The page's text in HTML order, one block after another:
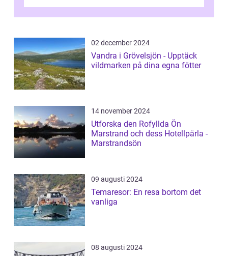
02 december 2024
Vandra i Grövelsjön - Upptäck
vildmarken på dina egna fötter
14 november 2024
Utforska den Rofyllda Ön
Marstrand och dess Hotellpärla -
Marstrandsön
09 augusti 2024
Temaresor: En resa bortom det
vanliga
08 augusti 2024